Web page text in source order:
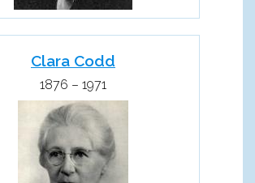
Clara Codd
1876 – 1971